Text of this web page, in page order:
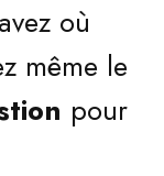
où
même le
pour